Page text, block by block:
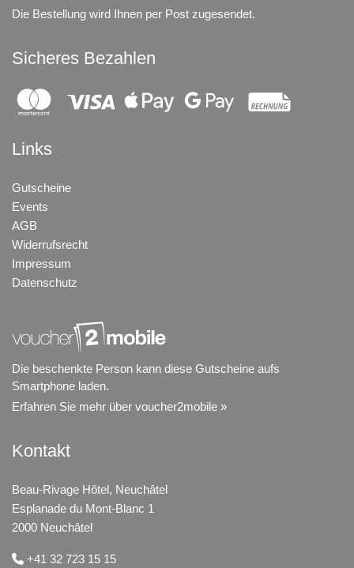
Die Bestellung wird Ihnen per Post zugesendet.
Sicheres Bezahlen
Links
Gutscheine
Events
AGB
Widerrufsrecht
Impressum
Datenschutz
Die beschenkte Person kann diese Gutscheine aufs
Smartphone laden.
Erfahren Sie mehr über voucher2mobile »
Kontakt
Beau-Rivage Hôtel, Neuchâtel
Esplanade du Mont-Blanc 1
2000 Neuchâtel
+41 32 723 15 15